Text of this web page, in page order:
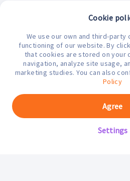
¿En qué
Cookie
We use our own and third-
functioning of our website. By
that cookies are stored on your
navigation, analyze site usage,
marketing studies. You can also
Policy
Settings
Agree